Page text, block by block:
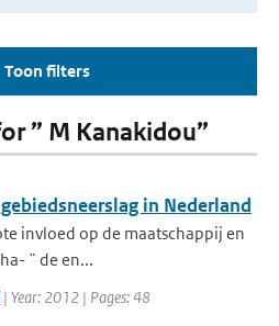
Toon filters
” M Kanakidou”
in Nederland
invloed op de maatschappij en
¨ de en...
| Year: 2012 | Pages: 48